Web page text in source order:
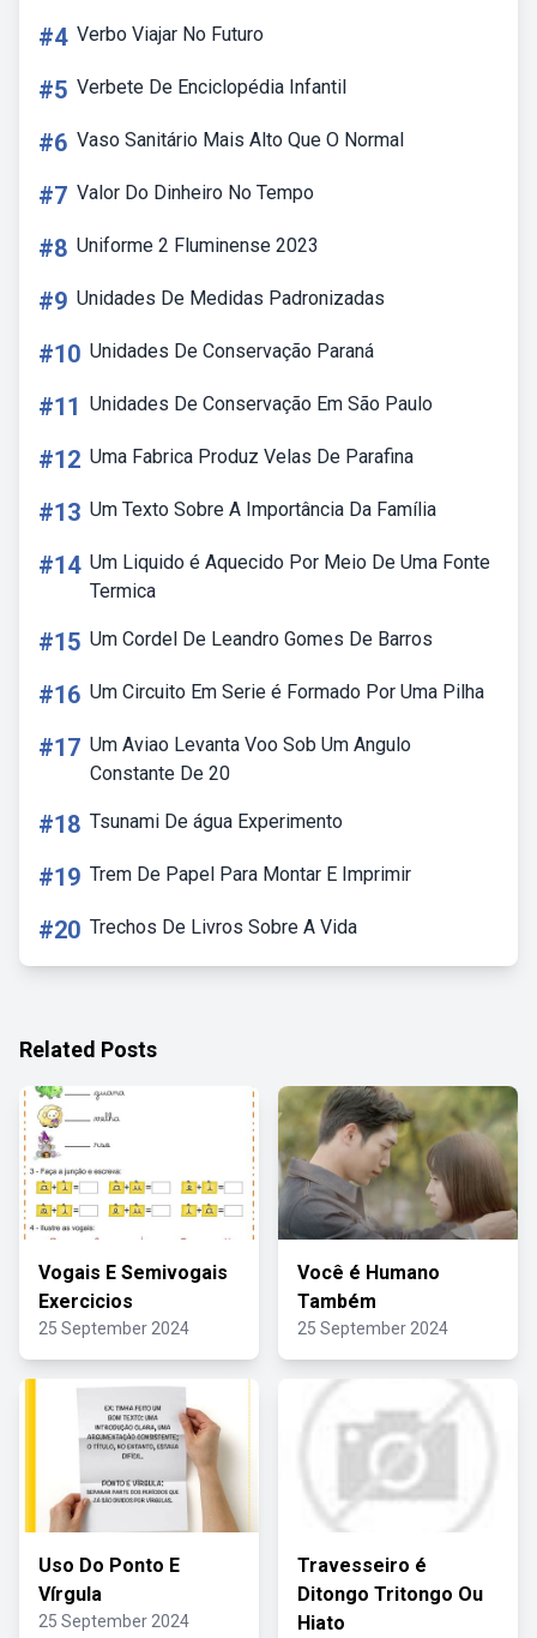
#4 Verbo Viajar No Futuro
#5 Verbete De Enciclopédia Infantil
#6 Vaso Sanitário Mais Alto Que O Normal
#7 Valor Do Dinheiro No Tempo
#8 Uniforme 2 Fluminense 2023
#9 Unidades De Medidas Padronizadas
#10 Unidades De Conservação Paraná
#11 Unidades De Conservação Em São Paulo
#12 Uma Fabrica Produz Velas De Parafina
#13 Um Texto Sobre A Importância Da Família
#14 Um Liquido é Aquecido Por Meio De Uma Fonte
Termica
#15 Um Cordel De Leandro Gomes De Barros
#16 Um Circuito Em Serie é Formado Por Uma Pilha
#17 Um Aviao Levanta Voo Sob Um Angulo
Constante De 20
#18 Tsunami De água Experimento
#19 Trem De Papel Para Montar E Imprimir
#20 Trechos De Livros Sobre A Vida
Related Posts
Vogais E Semivogais
Exercicios
25 September 2024
Você é Humano
Também
25 September 2024
Uso Do Ponto E
Vírgula
25 September 2024
Travesseiro é
Ditongo Tritongo Ou
Hiato